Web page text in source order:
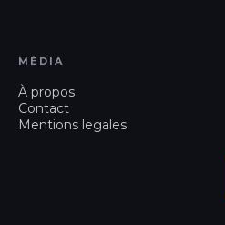
MÉDIA
À propos
Contact
Mentions legales